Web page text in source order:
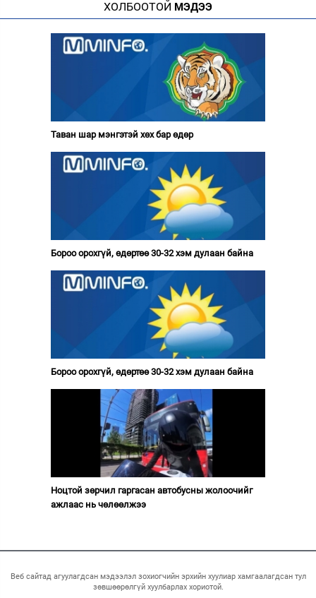
ХОЛБООТОЙ МЭДЭЭ
Таван шар мэнгэтэй хөх бар өдөр
Бороо орохгүй, өдөртөө 30-32 хэм дулаан байна
Бороо орохгүй, өдөртөө 30-32 хэм дулаан байна
Ноцтой зөрчил гаргасан автобусны жолоочийг
ажлаас нь чөлөөлжээ
Веб сайтад агуулагдсан мэдээлэл зохиогчийн эрхийн хуулиар хамгаалагдсан тул
зөвшөөрөлгүй хуулбарлах хориотой.